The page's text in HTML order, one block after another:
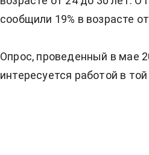
сообщили 19% в возрасте
Опрос, проведенный в мае
интересуется работой в